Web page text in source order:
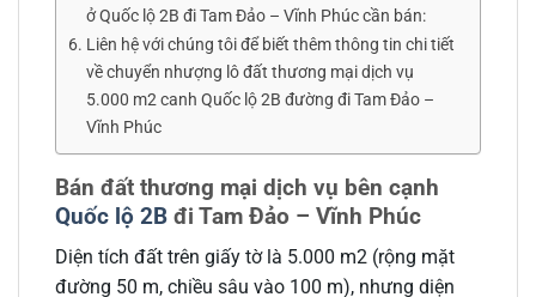
ở Quốc lộ 2B đi Tam Đảo – Vĩnh Phúc cần bán:
Liên hệ với chúng tôi để biết thêm thông tin chi tiết
về chuyển nhượng lô đất thương mại dịch vụ
5.000 m2 canh Quốc lộ 2B đường đi Tam Đảo –
Vĩnh Phúc
Bán đất thương mại dịch vụ bên cạnh
Quốc lộ 2B đi Tam Đảo – Vĩnh Phúc
Diện tích đất trên giấy tờ là 5.000 m2 (rộng mặt
đường 50 m, chiều sâu vào 100 m), nhưng diện